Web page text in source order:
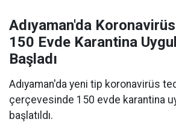
Adıyaman'da
150 Evde Karantina
Başladı
Adıyaman'da yeni tip koronavirüs
çerçevesinde 150 evde karantina
başlatıldı.